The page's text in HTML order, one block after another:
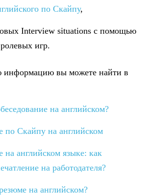
по Скайпу,
Interview situations с помощью
игр.
информацию вы можете найти в
на английском?
по Скайпу на английском
на английском языке: как
на работодателя?
на английском?